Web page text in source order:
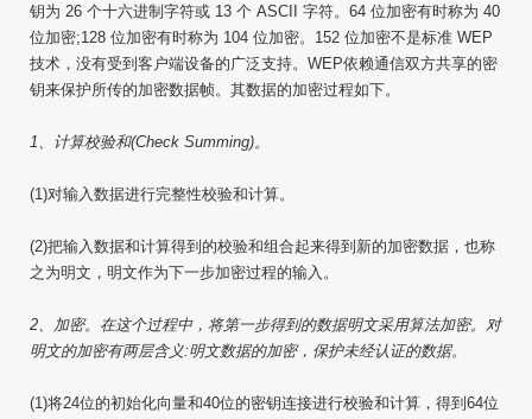
钥为 26 个十六进制字符或 13 个 ASCII 字符。64 位加密有时称为 40
位加密;128 位加密有时称为 104 位加密。152 位加密不是标准 WEP
技术，没有受到客户端设备的广泛支持。WEP依赖通信双方共享的密
钥来保护所传的加密数据帧。其数据的加密过程如下。
1、计算校验和(Check Summing)。
(1)对输入数据进行完整性校验和计算。
(2)把输入数据和计算得到的校验和组合起来得到新的加密数据，也称
之为明文，明文作为下一步加密过程的输入。
2、加密。在这个过程中，将第一步得到的数据明文采用算法加密。对
明文的加密有两层含义:明文数据的加密，保护未经认证的数据。
(1)将24位的初始化向量和40位的密钥连接进行校验和计算，得到64位